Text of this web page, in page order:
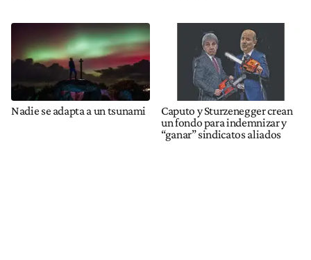
Nadie se adapta a un tsunami
Caputo y Sturzenegger crean
un fondo para indemnizar y
“ganar” sindicatos aliados